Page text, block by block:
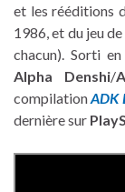
et les rééditions
1986, et du jeu
chacun). Sorti
Alpha Denshi/
compilationADK
dernière sur